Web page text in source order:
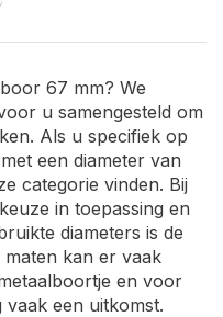
67 mm? We
u samengesteld om
Als u specifiek op
een diameter van
categorie vinden. Bij
in toepassing en
diameters is de
kan er vaak
en voor
vaak een uitkomst.